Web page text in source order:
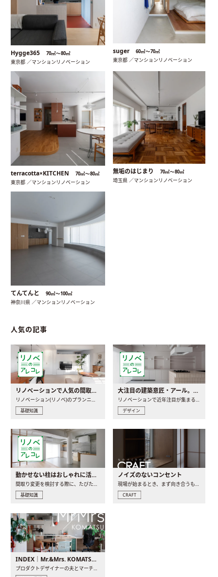
Hygge365 70㎡〜80㎡
東京都 ／マンションリノベーション
suger 60㎡〜70㎡
東京都 ／マンションリノベーション
terracotta×KITCHEN 70㎡〜80㎡
東京都 ／マンションリノベーション
無垢のはじまり 70㎡〜80㎡
埼玉県 ／マンションリノベーション
てんてんと 90㎡〜100㎡
神奈川県 ／マンションリノベーション
人気の記事
リノベーションで人気の間取りとは？トレンドの間取りと実例を徹底解説
リノベーション(リノベ)のプランニングで一番最初に決めるのは..
基礎知識
大注目の建築意匠・アール。人気の理由と空間に取り入れるポイント
リノベーションで近年注目が集まる建築意匠の一つであるアール..
デザイン
動かせない柱はおしゃれに活用！柱を魅せるリノベーション(リノベ)4選
間取り変更を検討する際に、たびたび皆さんの頭を悩ませる動か..
基礎知識
ノイズのないコンセント
現場が始まるとき、まず向き合うものの一つがコンセントです..
CRAFT
INDEX｜Mr.&Mrs. KOMATSU renovation diary
プロダクトデザイナーの夫とマーチャンダイザーの妻が、夫婦で..